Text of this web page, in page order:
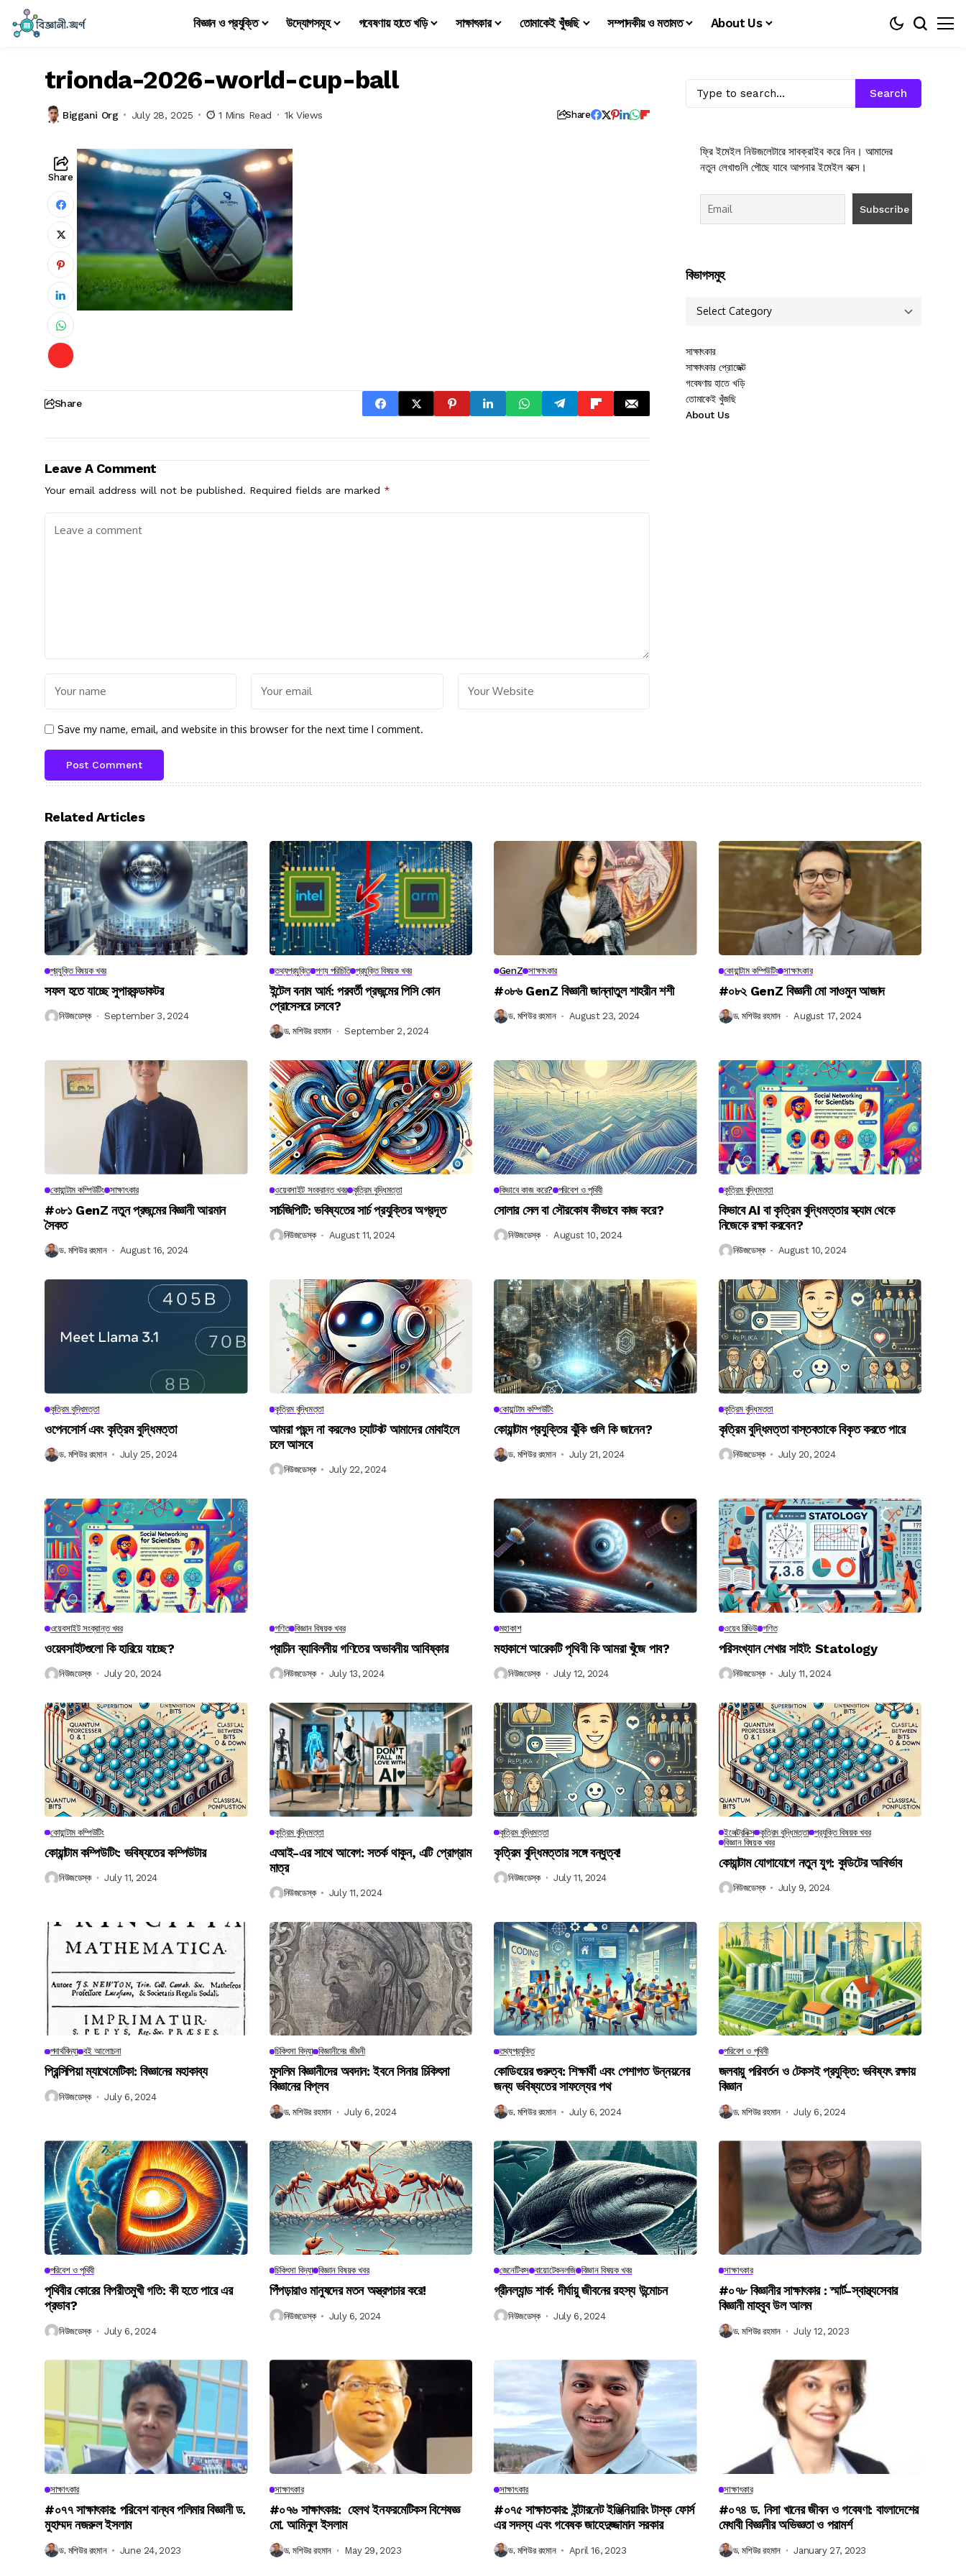
বিজ্ঞান ও প্রযুক্তি উদ্যোগসমূহ গবেষণায় হাতে খড়ি সাক্ষাৎকার তোমাকেই খুঁজছি সম্পাদকীয় ও মতামত About Us
trionda-2026-world-cup-ball
Biggani Org July 28, 2025 1 Mins Read 1k Views Share
Share
Share
Leave A Comment
Your email address will not be published. Required fields are marked *
Save my name, email, and website in this browser for the next time I comment.
Search
ফ্রি ইমেইল নিউজলেটারে সাবক্রাইব করে নিন। আমাদের
নতুন লেখাগুলি পৌছে যাবে আপনার ইমেইল বক্সে।
বিভাগসমুহ
সাক্ষাৎকার
সাক্ষাৎকার প্রোজেক্ট
গবেষণায় হাতে খড়ি
তোমাকেই খুঁজছি
About Us
Related Articles
প্রযুক্তি বিষয়ক খবর
সফল হতে যাচ্ছে সুপারকন্ডাকটর
নিউজডেস্ক September 3, 2024
তথ্যপ্রযুক্তি পণ্য পরিচিতি প্রযুক্তি বিষয়ক খবর
ইন্টেল বনাম আর্ম: পরবর্তী প্রজন্মের পিসি কোন
প্রোসেসরে চলবে?
ড. মশিউর রহমান September 2, 2024
GenZ সাক্ষাৎকার
#০৮৬ GenZ বিজ্ঞানী জান্নাতুল শাহরীন শশী
ড. মশিউর রহমান August 23, 2024
কোয়ান্টাম কম্পিউটিং সাক্ষাৎকার
#০৮২ GenZ বিজ্ঞানী মো সাওমুন আজাদ
ড. মশিউর রহমান August 17, 2024
কোয়ান্টাম কম্পিউটিং সাক্ষাৎকার
#০৮১ GenZ নতুন প্রজন্মের বিজ্ঞানী আরমান
সৈকত
ড. মশিউর রহমান August 16, 2024
ওয়েবসাইট সংক্রান্ত খবর কৃত্রিম বুদ্ধিমত্তা
সার্চজিপিটি: ভবিষ্যতের সার্চ প্রযুক্তির অগ্রদূত
নিউজডেস্ক August 11, 2024
কিভাবে কাজ করে? পরিবেশ ও পৃথিবী
সোলার সেল বা সৌরকোষ কীভাবে কাজ করে?
নিউজডেস্ক August 10, 2024
কৃত্রিম বুদ্ধিমত্তা
কিভাবে AI বা কৃত্রিম বুদ্ধিমত্তার স্ক্যাম থেকে
নিজেকে রক্ষা করবেন?
নিউজডেস্ক August 10, 2024
কৃত্রিম বুদ্ধিমত্তা
ওপেনসোর্স এবং কৃত্রিম বুদ্ধিমত্তা
ড. মশিউর রহমান July 25, 2024
কৃত্রিম বুদ্ধিমত্তা
আমরা পছন্দ না করলেও চ্যাটবট আমাদের মোবাইলে
চলে আসবে
নিউজডেস্ক July 22, 2024
কোয়ান্টাম কম্পিউটিং
কোয়ান্টাম প্রযুক্তির ঝুঁকি গুলি কি জানেন?
ড. মশিউর রহমান July 21, 2024
কৃত্রিম বুদ্ধিমত্তা
কৃত্রিম বুদ্ধিমত্তা বাস্তবতাকে বিকৃত করতে পারে
নিউজডেস্ক July 20, 2024
ওয়েবসাইট সংক্রান্ত খবর
ওয়েবসাইটগুলো কি হারিয়ে যাচ্ছে?
নিউজডেস্ক July 20, 2024
গণিত বিজ্ঞান বিষয়ক খবর
প্রাচীন ব্যাবিলনীয় গণিতের অভাবনীয় আবিষ্কার
নিউজডেস্ক July 13, 2024
মহাকাশ
মহাকাশে আরেকটি পৃথিবী কি আমরা খুঁজে পাব?
নিউজডেস্ক July 12, 2024
ওয়েব রিভিউ গণিত
পরিসংখ্যান শেখার সাইট: Statology
নিউজডেস্ক July 11, 2024
কোয়ান্টাম কম্পিউটিং
কোয়ান্টাম কম্পিউটিং: ভবিষ্যতের কম্পিউটার
নিউজডেস্ক July 11, 2024
কৃত্রিম বুদ্ধিমত্তা
এআই-এর সাথে আবেগ: সতর্ক থাকুন, এটি প্রোগ্রাম
মাত্র
নিউজডেস্ক July 11, 2024
কৃত্রিম বুদ্ধিমত্তা
কৃত্রিম বুদ্ধিমত্তার সঙ্গে বন্ধুত্ব!
নিউজডেস্ক July 11, 2024
ইলেক্ট্রনিক্স কৃত্রিম বুদ্ধিমত্তা প্রযুক্তি বিষয়ক খবর
বিজ্ঞান বিষয়ক খবর
কোয়ান্টাম যোগাযোগে নতুন যুগ: কুডিটের আবির্ভাব
নিউজডেস্ক July 9, 2024
পদার্থবিদ্যা বই আলোচনা
প্রিন্সিপিয়া ম্যাথেমেটিকা: বিজ্ঞানের মহাকাব্য
নিউজডেস্ক July 6, 2024
চিকিৎসা বিদ্যা বিজ্ঞানীদের জীবনী
মুসলিম বিজ্ঞানীদের অবদান: ইবনে সিনার চিকিৎসা
বিজ্ঞানের বিপ্লব
ড. মশিউর রহমান July 6, 2024
তথ্যপ্রযুক্তি
কোডিংয়ের গুরুত্ব: শিক্ষার্থী এবং পেশাগত উন্নয়নের
জন্য ভবিষ্যতের সাফল্যের পথ
ড. মশিউর রহমান July 6, 2024
পরিবেশ ও পৃথিবী
জলবায়ু পরিবর্তন ও টেকসই প্রযুক্তি: ভবিষ্যৎ রক্ষায়
বিজ্ঞান
ড. মশিউর রহমান July 6, 2024
পরিবেশ ও পৃথিবী
পৃথিবীর কোরের বিপরীতমুখী গতি: কী হতে পারে এর
প্রভাব?
নিউজডেস্ক July 6, 2024
চিকিৎসা বিদ্যা বিজ্ঞান বিষয়ক খবর
পিঁপড়ারাও মানুষদের মতন অস্ত্রপচার করে!
নিউজডেস্ক July 6, 2024
জেনেটিকস বায়োটেকনলজি বিজ্ঞান বিষয়ক খবর
গ্রীনল্যান্ড শার্ক: দীর্ঘায়ু জীবনের রহস্য উন্মোচন
নিউজডেস্ক July 6, 2024
সাক্ষাৎকার
#০৭৮ বিজ্ঞানীর সাক্ষাৎকার : স্মার্ট-স্বাস্থ্যসেবার
বিজ্ঞানী মাহবুব উল আলম
ড. মশিউর রহমান July 12, 2023
সাক্ষাৎকার
#০৭৭ সাক্ষাৎকার: পরিবেশ বান্ধব পলিমার বিজ্ঞানী ড.
মুহাম্মদ নজরুল ইসলাম
ড. মশিউর রহমান June 24, 2023
সাক্ষাৎকার
#০৭৬ সাক্ষাৎকার: হেলথ ইনফরমেটিকস বিশেষজ্ঞ
মো. আমিনুল ইসলাম
ড. মশিউর রহমান May 29, 2023
সাক্ষাৎকার
#০৭৫ সাক্ষাতকার: ইন্টারনেট ইঞ্জিনিয়ারিং টাস্ক ফোর্স
এর সদস্য এবং গবেষক জাহেদুজ্জামান সরকার
ড. মশিউর রহমান April 16, 2023
সাক্ষাৎকার
#০৭৪ ড. নিসা খানের জীবন ও গবেষণা: বাংলাদেশের
মেধাবী বিজ্ঞানীর অভিজ্ঞতা ও পরামর্শ
ড. মশিউর রহমান January 27, 2023